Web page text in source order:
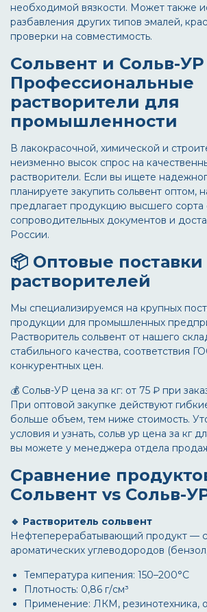
необходимой вязкости. Может также
разбавления других типов эмалей,
проверки на совместимость.
Сольвент и Сольв-
Профессиональные
растворители для
промышленности
В лакокрасочной, химической и
неизменно высок спрос на
растворители. Если вы ищете
планируете закупить сольвент оптом,
предлагает продукцию высшего
сопроводительных документов и
России.
📦 Оптовые поставки
растворителей
Мы специализируемся на крупных
продукции для промышленных
Растворитель сольвент от нашего
стабильного качества, соответствия
конкурентных цен.
💰 Сольв-УР цена за кг: от 75 ₽ при
При оптовой закупке действуют
больше объем, тем ниже стоимость.
условия и узнать, сольв ур цена за кг
вы можете у менеджера отдела
Сравнение
Сольвент vs Сольв-
🔹 Растворитель сольвент
Нефтеперерабатывающий продукт —
ароматических углеводородов
Температура кипения: 150–200°C
Плотность: 0,86 г/см³
Применение: ЛКМ, резинотехника,